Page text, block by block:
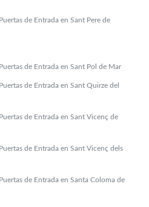
de Entrada en Sant Pere de
de Entrada en Sant Pol de Mar
de Entrada en Sant Quirze del
de Entrada en Sant Vicenç de
de Entrada en Sant Vicenç dels
de Entrada en Santa Coloma de